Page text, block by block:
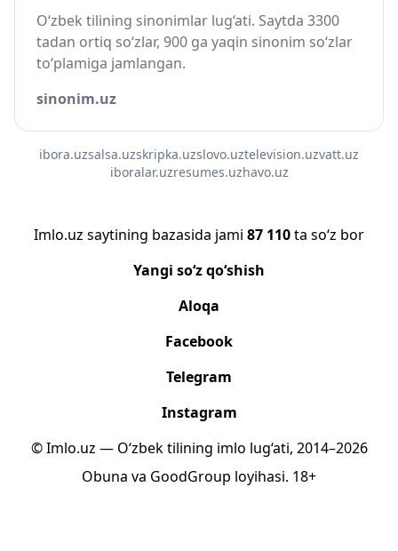
O‘zbek tilining sinonimlar lug‘ati. Saytda 3300
tadan ortiq so‘zlar, 900 ga yaqin sinonim so‘zlar
to‘plamiga jamlangan.
sinonim.uz
ibora.uzsalsa.uzskripka.uzslovo.uztelevision.uzvatt.uz
iboralar.uzresumes.uzhavo.uz
Imlo.uz saytining bazasida jami 87 110ta so‘z bor
Yangi so‘z qo‘shish
Aloqa
Facebook
Telegram
Instagram
© Imlo.uz — O‘zbek tilining imlo lug‘ati, 2014–2026
Obuna va GoodGroup loyihasi. 18+